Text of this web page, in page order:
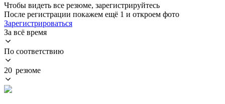
Чтобы видеть все резюме, зарегистрируйтесь
После регистрации покажем ещё 1 и откроем фото
Зарегистрироваться
За всё время
По соответствию
20 резюме